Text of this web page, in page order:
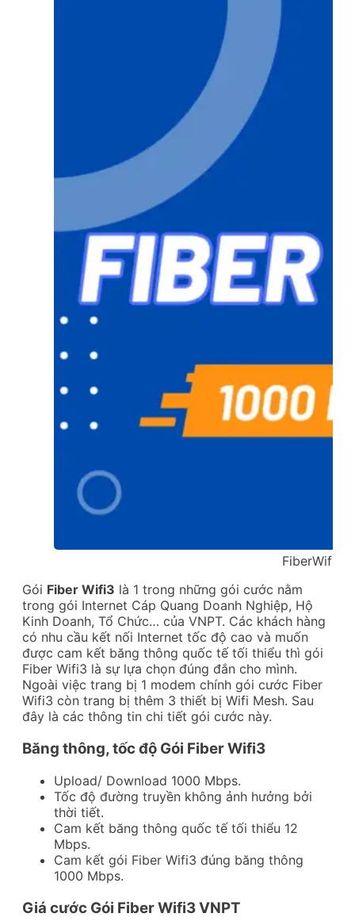
FiberWifi3
Gói Fiber Wifi3 là 1 trong những gói cước nằm
trong gói Internet Cáp Quang Doanh Nghiệp, Hộ
Kinh Doanh, Tổ Chức… của VNPT. Các khách hàng
có nhu cầu kết nối Internet tốc độ cao và muốn
được cam kết băng thông quốc tế tối thiểu thì gói
Fiber Wifi3 là sự lựa chọn đúng đắn cho mình.
Ngoài việc trang bị 1 modem chính gói cước Fiber
Wifi3 còn trang bị thêm 3 thiết bị Wifi Mesh. Sau
đây là các thông tin chi tiết gói cước này.
Băng thông, tốc độ Gói Fiber Wifi3
Upload/ Download 1000 Mbps.
Tốc độ đường truyền không ảnh hưởng bởi
thời tiết.
Cam kết băng thông quốc tế tối thiểu 12
Mbps.
Cam kết gói Fiber Wifi3 đúng băng thông
1000 Mbps.
Giá cước Gói Fiber Wifi3 VNPT